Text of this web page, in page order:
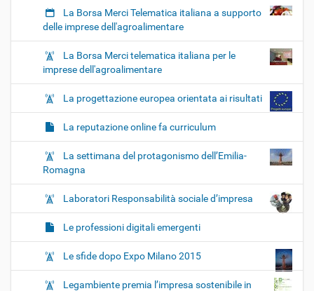
La Borsa Merci Telematica italiana a supporto
delle imprese dell'agroalimentare
La Borsa Merci telematica italiana per le
imprese dell'agroalimentare
La progettazione europea orientata ai risultati
La reputazione online fa curriculum
La settimana del protagonismo dell’Emilia-
Romagna
Laboratori Responsabilità sociale d’impresa
Le professioni digitali emergenti
Le sfide dopo Expo Milano 2015
Legambiente premia l’impresa sostenibile in